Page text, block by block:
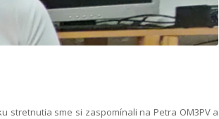
stretnutia sme si zaspomínali na Petra OM3PV a